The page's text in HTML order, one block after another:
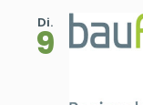
Di.
9